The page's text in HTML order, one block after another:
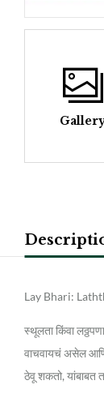
Lay Bhari:
स्थूलता किंवा
वाचवायचं असेल
ठेवू शकतो, यांबाबत